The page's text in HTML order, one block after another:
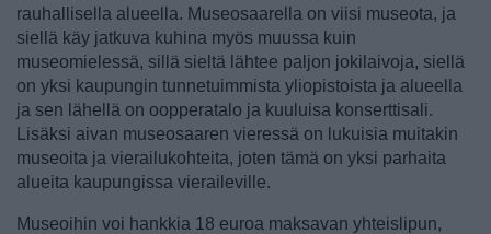
rauhallisella alueella. Museosaarella on viisi museota, ja
siellä käy jatkuva kuhina myös muussa kuin
museomielessä, sillä sieltä lähtee paljon jokilaivoja, siellä
on yksi kaupungin tunnetuimmista yliopistoista ja alueella
ja sen lähellä on oopperatalo ja kuuluisa konserttisali.
Lisäksi aivan museosaaren vieressä on lukuisia muitakin
museoita ja vierailukohteita, joten tämä on yksi parhaita
alueita kaupungissa vieraileville.
Museoihin voi hankkia 18 euroa maksavan yhteislipun,